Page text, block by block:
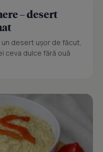
– desert
desert ușor de făcut,
ceva dulce fără ouă